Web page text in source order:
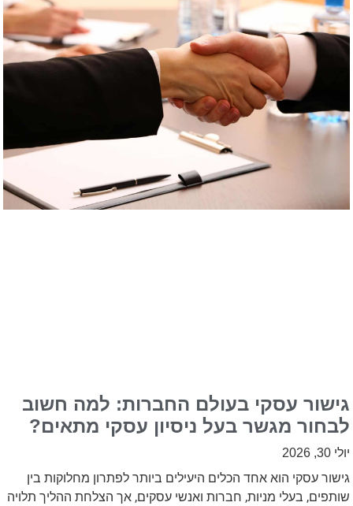
גישור עסקי בעולם החברות: למה חשוב
לבחור מגשר בעל ניסיון עסקי מתאים?
יולי 30, 2026
גישור עסקי הוא אחד הכלים היעילים ביותר לפתרון מחלוקות בין
שותפים, בעלי מניות, חברות ואנשי עסקים, אך הצלחת ההליך תלויה